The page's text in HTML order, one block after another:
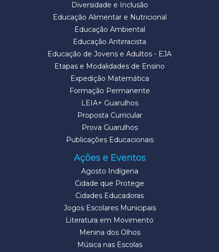
Diversidade e Inclusão
Educação Alimentar e Nutricional
Educação Ambiental
Educação Antirracista
Educação de Jovens e Adultos - EJA
Etapas e Modalidades de Ensino
Expedição Matemática
Formação Permanente
LEIA+ Guarulhos
Proposta Curricular
Prova Guarulhos
Publicações Educacionais
Ações e Eventos
Agosto Indígena
Cidade que Protege
Cidades Educadoras
Jogos Escolares Municipais
Literatura em Movimento
Menina dos Olhos
Música nas Escolas